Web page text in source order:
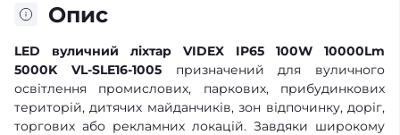
Опис
LED вуличний ліхтар VIDEX IP65 100W 10000Lm
5000K VL-SLE16-1005призначений для вуличного
освітлення промислових, паркових, прибудинкових
територій, дитячих майданчиків, зон відпочинку, доріг,
торгових або рекламних локацій. Завдяки широкому